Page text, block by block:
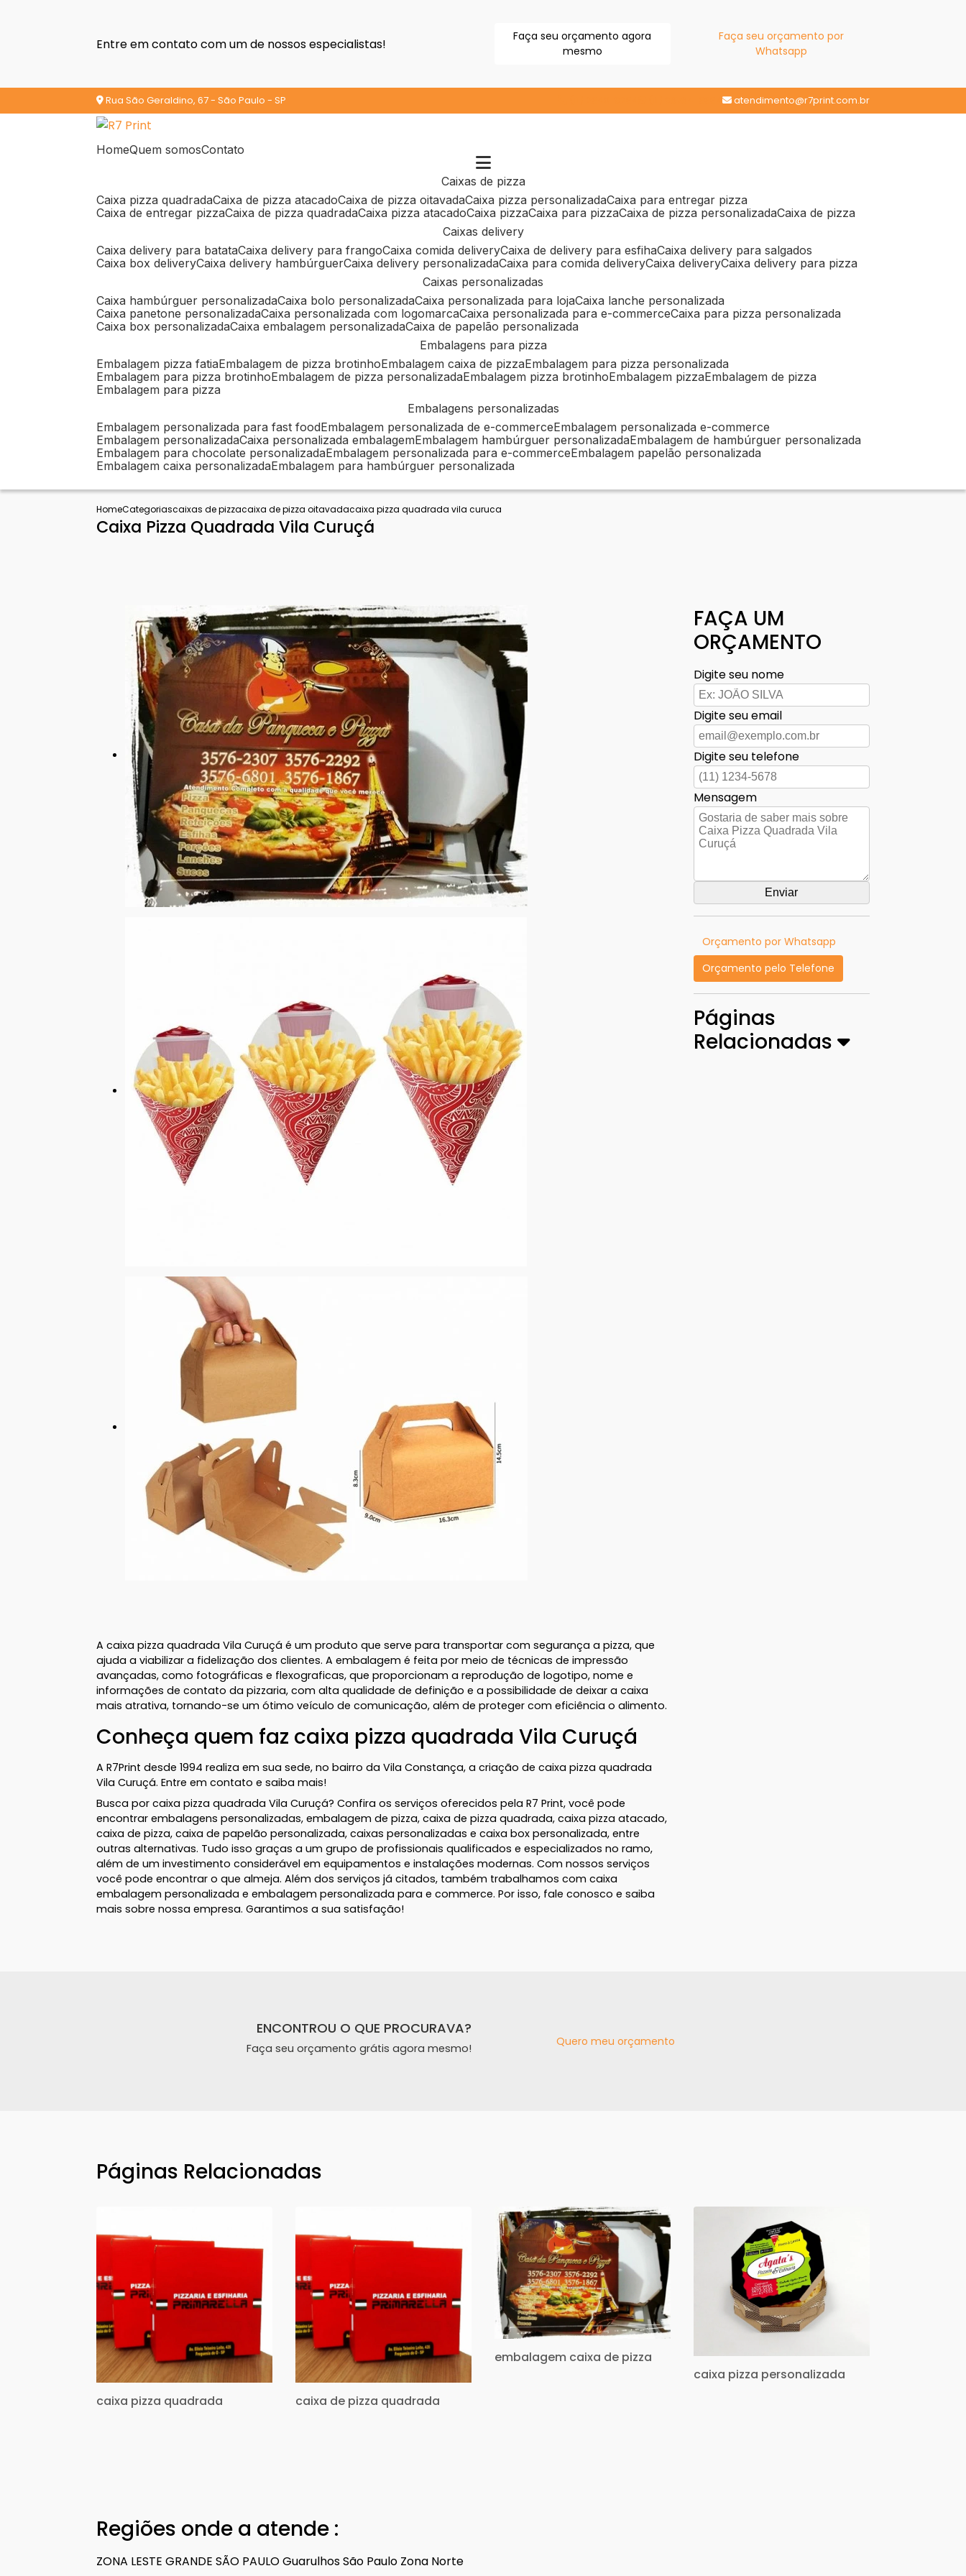
Entre em contato com um de nossos especialistas!
Faça seu orçamento agora
mesmo
Faça seu orçamento por
Whatsapp
Rua São Geraldino, 67 - São Paulo - SP atendimento@r7print.com.br
Home Quem somos Contato
caixas de pizza
caixa pizza quadrada caixa de pizza atacado caixa de pizza oitavada caixa pizza personalizada caixa para entregar pizza
caixa de entregar pizza caixa de pizza quadrada caixa pizza atacado caixa pizza caixa para pizza caixa de pizza personalizada caixa de pizza
caixas delivery
caixa delivery para batata caixa delivery para frango caixa comida delivery caixa de delivery para esfiha caixa delivery para salgados
caixa box delivery caixa delivery hambúrguer caixa delivery personalizada caixa para comida delivery caixa delivery caixa delivery para pizza
caixas personalizadas
caixa hambúrguer personalizada caixa bolo personalizada caixa personalizada para loja caixa lanche personalizada
caixa panetone personalizada caixa personalizada com logomarca caixa personalizada para e-commerce caixa para pizza personalizada
caixa box personalizada caixa embalagem personalizada caixa de papelão personalizada
embalagens para pizza
embalagem pizza fatia embalagem de pizza brotinho embalagem caixa de pizza embalagem para pizza personalizada
embalagem para pizza brotinho embalagem de pizza personalizada embalagem pizza brotinho embalagem pizza embalagem de pizza
embalagem para pizza
embalagens personalizadas
embalagem personalizada para fast food embalagem personalizada de e-commerce embalagem personalizada e-commerce
embalagem personalizada caixa personalizada embalagem embalagem hambúrguer personalizada embalagem de hambúrguer personalizada
embalagem para chocolate personalizada embalagem personalizada para e-commerce embalagem papelão personalizada
embalagem caixa personalizada embalagem para hambúrguer personalizada
HomeCategoriascaixas de pizzacaixa de pizza oitavadacaixa pizza quadrada vila curuca
Caixa Pizza Quadrada Vila Curuçá
A caixa pizza quadrada Vila Curuçá é um produto que serve para transportar com segurança a pizza, que
ajuda a viabilizar a fidelização dos clientes. A embalagem é feita por meio de técnicas de impressão
avançadas, como fotográficas e flexograficas, que proporcionam a reprodução de logotipo, nome e
informações de contato da pizzaria, com alta qualidade de definição e a possibilidade de deixar a caixa
mais atrativa, tornando-se um ótimo veículo de comunicação, além de proteger com eficiência o alimento.
Conheça quem faz caixa pizza quadrada Vila Curuçá
A R7Print desde 1994 realiza em sua sede, no bairro da Vila Constança, a criação de caixa pizza quadrada
Vila Curuçá. Entre em contato e saiba mais!
Busca por caixa pizza quadrada Vila Curuçá? Confira os serviços oferecidos pela R7 Print, você pode
encontrar embalagens personalizadas, embalagem de pizza, caixa de pizza quadrada, caixa pizza atacado,
caixa de pizza, caixa de papelão personalizada, caixas personalizadas e caixa box personalizada, entre
outras alternativas. Tudo isso graças a um grupo de profissionais qualificados e especializados no ramo,
além de um investimento considerável em equipamentos e instalações modernas. Com nossos serviços
você pode encontrar o que almeja. Além dos serviços já citados, também trabalhamos com caixa
embalagem personalizada e embalagem personalizada para e commerce. Por isso, fale conosco e saiba
mais sobre nossa empresa. Garantimos a sua satisfação!
FAÇA UM
ORÇAMENTO
Digite seu nome
Digite seu email
Digite seu telefone
Mensagem
Orçamento por Whatsapp
Orçamento pelo Telefone
Páginas
Relacionadas
ENCONTROU O QUE PROCURAVA?
Faça seu orçamento grátis agora mesmo!
Quero meu orçamento
Páginas Relacionadas
caixa pizza quadrada caixa de pizza quadrada
embalagem caixa de pizza
caixa pizza personalizada
Regiões onde a atende :
ZONA LESTE GRANDE SÃO PAULOGuarulhosSão Paulo Zona Norte